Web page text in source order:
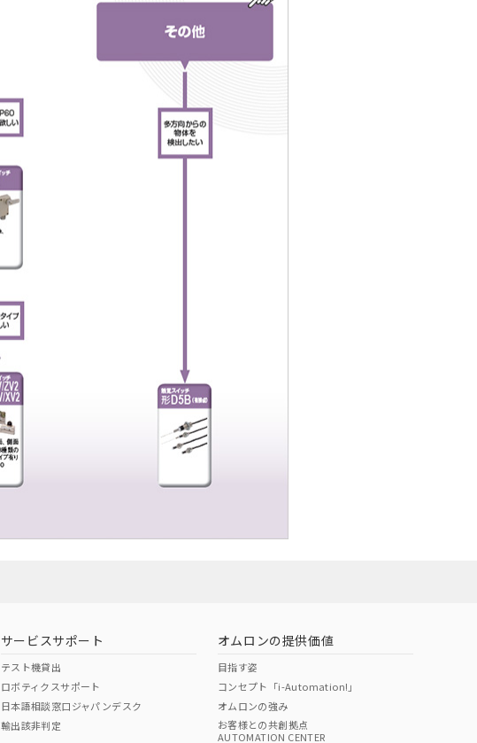
サービスサポート
テスト機貸出
ロボティクスサポート
日本語相談窓口ジャパンデスク
輸出該非判定
オムロンの提供価値
目指す姿
コンセプト「i-Automation!」
オムロンの強み
お客様との共創拠点
AUTOMATION CENTER